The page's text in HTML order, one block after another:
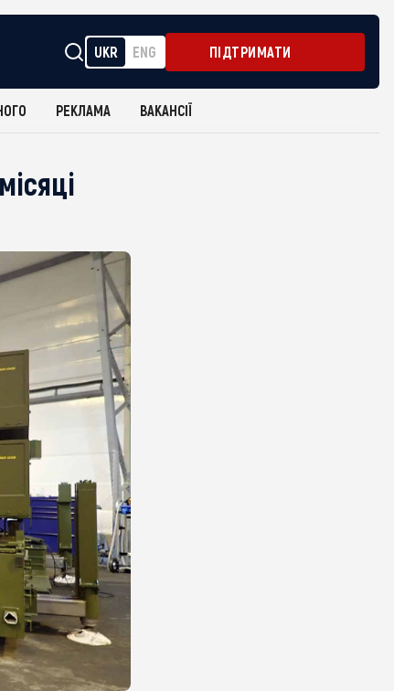
UKR ENG ПІДТРИМАТИ
РЕКЛАМА ВАКАНСІЇ